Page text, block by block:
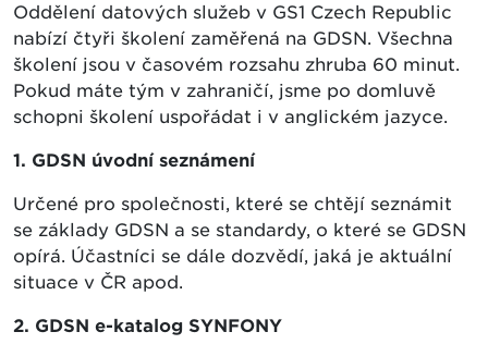
Oddělení datových služeb v GS1 Czech Republic
nabízí čtyři školení zaměřená na GDSN. Všechna
školení jsou v časovém rozsahu zhruba 60 minut.
Pokud máte tým v zahraničí, jsme po domluvě
schopni školení uspořádat i v anglickém jazyce.
1. GDSN úvodní seznámení
Určené pro společnosti, které se chtějí seznámit
se základy GDSN a se standardy, o které se GDSN
opírá. Účastníci se dále dozvědí, jaká je aktuální
situace v ČR apod.
2. GDSN e-katalog SYNFONY